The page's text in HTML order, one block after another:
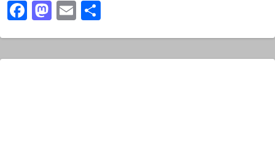
Facebook
Mastodon
Email